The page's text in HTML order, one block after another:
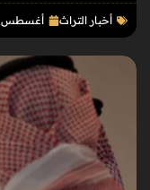
أخبار التراث أغسطس 6, 2026